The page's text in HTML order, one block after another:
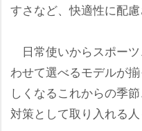
すさなど、快適性に配
日常使いからスポー
わせて選べるモデルが
しくなるこれからの季
対策として取り入れる人